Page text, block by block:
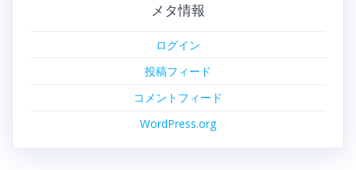
メタ情報
ログイン
投稿フィード
コメントフィード
WordPress.org